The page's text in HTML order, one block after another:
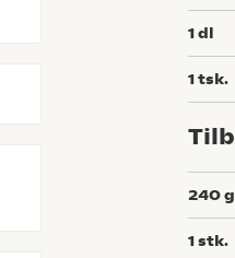
1dl
1tsk.
240g
1stk.